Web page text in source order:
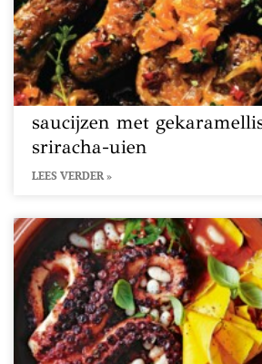
saucijzen met
sriracha-uien
LEES VERDER »